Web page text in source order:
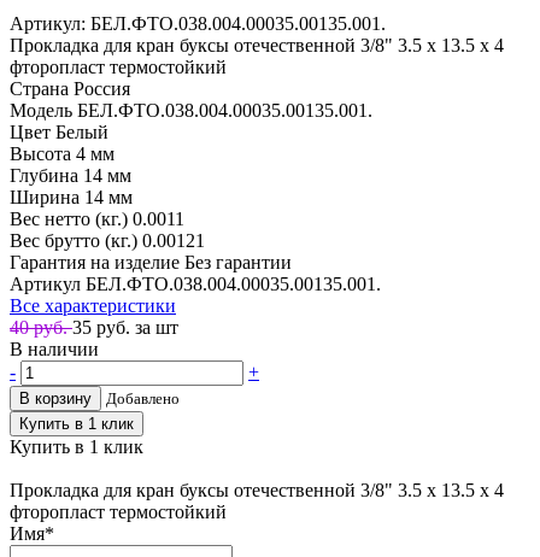
Артикул: БЕЛ.ФТО.038.004.00035.00135.001.
Прокладка для кран буксы отечественной 3/8" 3.5 х 13.5 х 4
фторопласт термостойкий
Страна Россия
Модель БЕЛ.ФТО.038.004.00035.00135.001.
Цвет Белый
Высота 4 мм
Глубина 14 мм
Ширина 14 мм
Вес нетто (кг.) 0.0011
Вес брутто (кг.) 0.00121
Гарантия на изделие Без гарантии
Артикул БЕЛ.ФТО.038.004.00035.00135.001.
Все характеристики
40 руб.35 руб. за шт
В наличии
-
+
В корзину
Добавлено
Купить в 1 клик
Купить в 1 клик
Прокладка для кран буксы отечественной 3/8" 3.5 х 13.5 х 4
фторопласт термостойкий
Имя*